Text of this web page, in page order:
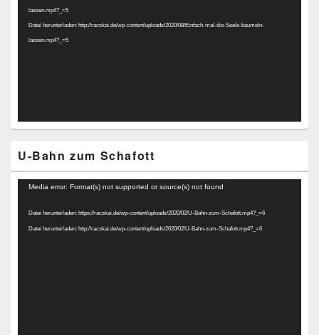
lassen.mp4?_=5
Datei herunterladen: http://racskai.de/wp-content/uploads/2020/08/Einfach-mal-die-Seele-baumeln-
lassen.mp4?_=5
U-Bahn zum Schafott
Video-
Media error: Format(s) not supported or source(s) not found
Datei herunterladen: https://racskai.de/wp-content/uploads/2020/02/U-Bahn-zum-Schafott.mp4?_=6
Datei herunterladen: http://racskai.de/wp-content/uploads/2020/02/U-Bahn-zum-Schafott.mp4?_=6